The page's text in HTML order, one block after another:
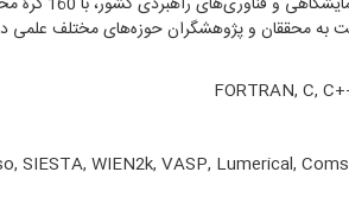
به محققان و پژوهشگران حوزه‌های مختلف علمی
FORTRAN, C,
SIESTA, WIEN2k, VASP, Lumerical,